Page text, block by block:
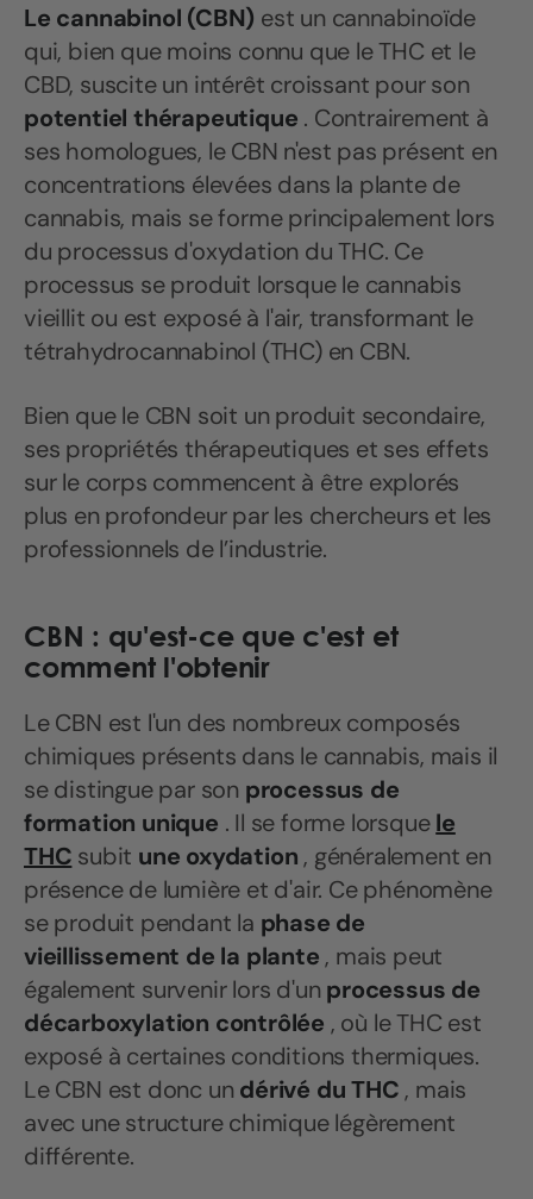
Le cannabinol (CBN) est un cannabinoïde
qui, bien que moins connu que le THC et le
CBD, suscite un intérêt croissant pour son
potentiel thérapeutique . Contrairement à
ses homologues, le CBN n'est pas présent en
concentrations élevées dans la plante de
cannabis, mais se forme principalement lors
du processus d'oxydation du THC. Ce
processus se produit lorsque le cannabis
vieillit ou est exposé à l'air, transformant le
tétrahydrocannabinol (THC) en CBN.
Bien que le CBN soit un produit secondaire,
ses propriétés thérapeutiques et ses effets
sur le corps commencent à être explorés
plus en profondeur par les chercheurs et les
professionnels de l’industrie.
CBN : qu'est-ce que c'est et
comment l'obtenir
Le CBN est l'un des nombreux composés
chimiques présents dans le cannabis, mais il
se distingue par son processus de
formation unique . Il se forme lorsquele
THC subit une oxydation , généralement en
présence de lumière et d'air. Ce phénomène
se produit pendant la phase de
vieillissement de la plante , mais peut
également survenir lors d'un processus de
décarboxylation contrôlée , où le THC est
exposé à certaines conditions thermiques.
Le CBN est donc un dérivé du THC , mais
avec une structure chimique légèrement
différente.